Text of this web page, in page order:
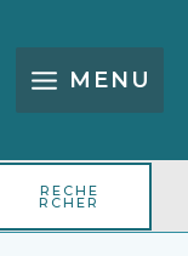
MENU
RECHE
RCHER